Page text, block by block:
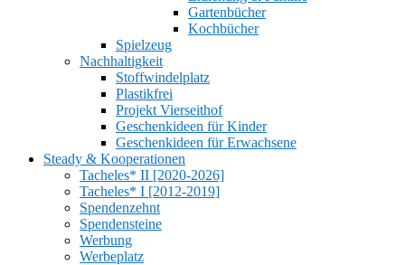
Gartenbücher
Kochbücher
Spielzeug
Nachhaltigkeit
Stoffwindelplatz
Plastikfrei
Projekt Vierseithof
Geschenkideen für Kinder
Geschenkideen für Erwachsene
Steady & Kooperationen
Tacheles* II [2020-2026]
Tacheles* I [2012-2019]
Spendenzehnt
Spendensteine
Werbung
Werbeplatz